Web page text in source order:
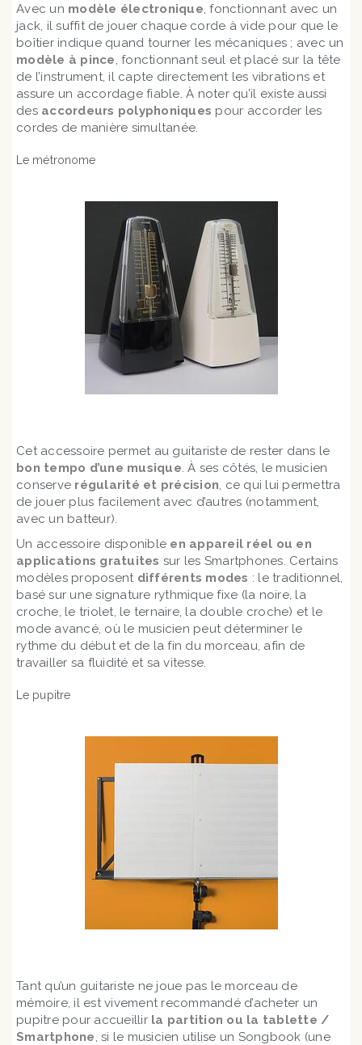
Avec un modèle électronique, fonctionnant avec un
jack, il suffit de jouer chaque corde à vide pour que le
boîtier indique quand tourner les mécaniques ; avec un
modèle à pince, fonctionnant seul et placé sur la tête
de l’instrument, il capte directement les vibrations et
assure un accordage fiable. À noter qu’il existe aussi
des accordeurs polyphoniques pour accorder les
cordes de manière simultanée.
Le métronome
Cet accessoire permet au guitariste de rester dans le
bon tempo d’une musique. À ses côtés, le musicien
conserve régularité et précision, ce qui lui permettra
de jouer plus facilement avec d’autres (notamment,
avec un batteur).
Un accessoire disponible en appareil réel ou en
applications gratuites sur les Smartphones. Certains
modèles proposent différents modes : le traditionnel,
basé sur une signature rythmique fixe (la noire, la
croche, le triolet, le ternaire, la double croche) et le
mode avancé, où le musicien peut déterminer le
rythme du début et de la fin du morceau, afin de
travailler sa fluidité et sa vitesse.
Le pupitre
Tant qu’un guitariste ne joue pas le morceau de
mémoire, il est vivement recommandé d’acheter un
pupitre pour accueillir la partition ou la tablette /
Smartphone, si le musicien utilise un Songbook (une